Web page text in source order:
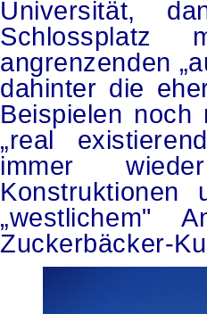
Universität,
angrenzenden
dahinter die
Beispielen noch
„real
immer
„westlichem"
Zuckerbäcker-